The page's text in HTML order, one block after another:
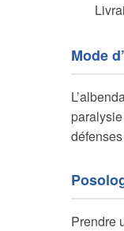
Mode
Prendre